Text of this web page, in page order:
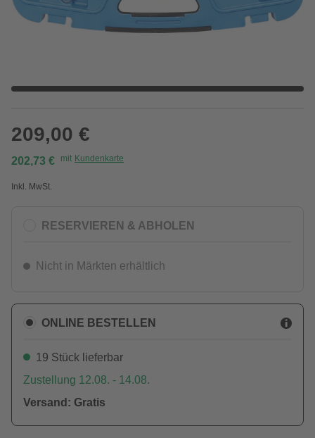
209,00 €
202,73 € mit Kundenkarte
Inkl. MwSt.
RESERVIEREN & ABHOLEN
Nicht in Märkten erhältlich
ONLINE BESTELLEN
19 Stück lieferbar
Zustellung 12.08. - 14.08.
Versand: Gratis